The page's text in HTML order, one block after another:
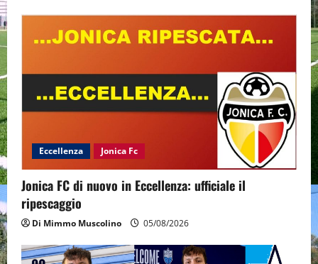
Eccellenza Jonica Fc
Jonica FC di nuovo in Eccellenza: ufficiale il
ripescaggio
Di Mimmo Muscolino 05/08/2026